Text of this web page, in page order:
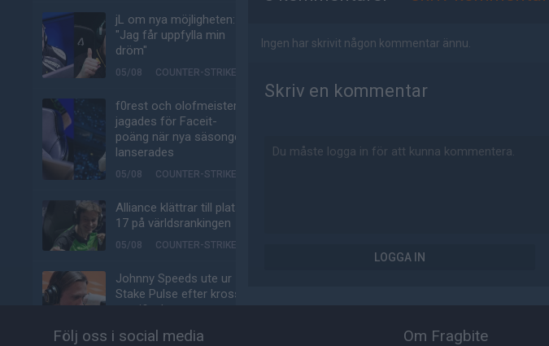
jL om nya möjligheten:
"Jag får uppfylla min
dröm"
05/08 COUNTER-STRIKE
f0rest och olofmeister
jagades för Faceit-
poäng när nya säsongen
lanserades
05/08 COUNTER-STRIKE
Alliance klättrar till plats
17 på världsrankingen
05/08 COUNTER-STRIKE
Johnny Speeds ute ur
Stake Pulse efter kross i
semifinalen
05/08 COUNTER-STRIKE
Ingen har skrivit någon kommentar ännu.
Skriv en kommentar
LOGGA IN
Följ oss i social media Om Fragbite